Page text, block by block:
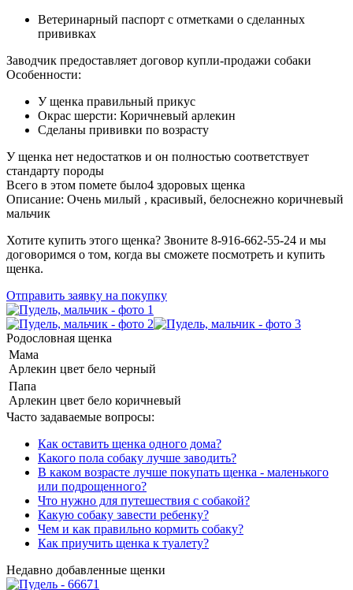
Ветеринарный паспорт с отметками о сделанных
прививках
Заводчик предоставляет договор купли-продажи собаки
Особенности:
У щенка правильный прикус
Окрас шерсти: Коричневый арлекин
Сделаны прививки по возрасту
У щенка нет недостатков и он полностью соответствует
стандарту породы
Всего в этом помете было4 здоровых щенка
Описание: Очень милый , красивый, белоснежно коричневый
мальчик
Хотите купить этого щенка? Звоните 8-916-662-55-24 и мы
договоримся о том, когда вы сможете посмотреть и купить
щенка.
Отправить заявку на покупку
Родословная щенка
Мама
Арлекин цвет бело черный
Папа
Арлекин цвет бело коричневый
Часто задаваемые вопросы:
Как оставить щенка одного дома?
Какого пола собаку лучше заводить?
В каком возрасте лучше покупать щенка - маленького
или подрощенного?
Что нужно для путешествия с собакой?
Какую собаку завести ребенку?
Чем и как правильно кормить собаку?
Как приучить щенка к туалету?
Недавно добавленные щенки